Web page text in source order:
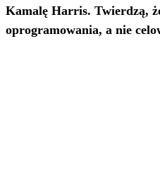
Kamalę Harris. Twierdzą,
oprogramowania, a nie